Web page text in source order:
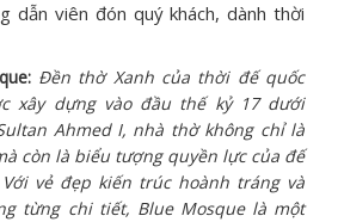
dẫn viên đón quý khách, dành thời
Đền thờ Xanh của thời đế quốc
xây dựng vào đầu thế kỷ 17 dưới
Ahmed I, nhà thờ không chỉ là
còn là biểu tượng quyền lực của đế
vẻ đẹp kiến trúc hoành tráng và
từng chi tiết, Blue Mosque là một